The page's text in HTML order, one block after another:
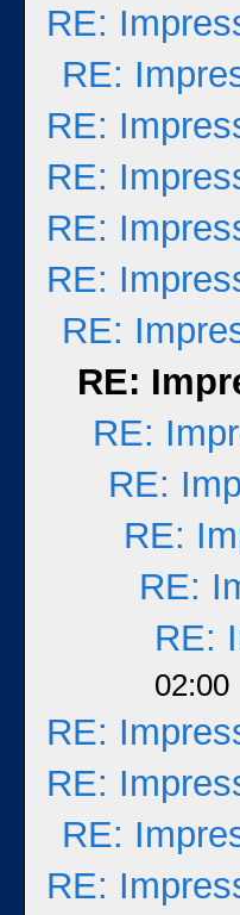
RE:
RE:
RE:
RE:
RE:
RE:
RE:
RE:
RE:
RE:
RE:
RE:
RE:
02:00
RE:
RE:
RE:
RE: